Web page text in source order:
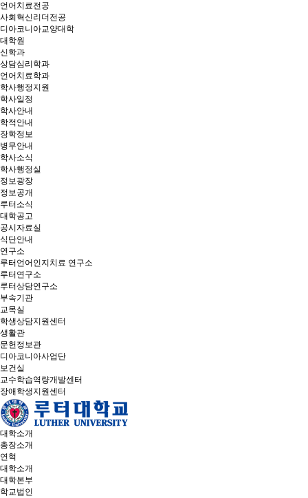
언어치료전공
사회혁신리더전공
디아코니아교양대학
대학원
신학과
상담심리학과
언어치료학과
학사행정지원
학사일정
학사안내
학적안내
장학정보
병무안내
학사소식
학사행정실
정보광장
정보공개
루터소식
대학공고
공시자료실
식단안내
연구소
루터언어인지치료 연구소
루터연구소
루터상담연구소
부속기관
교목실
학생상담지원센터
생활관
문헌정보관
디아코니아사업단
보건실
교수학습역량개발센터
장애학생지원센터
대학소개
총장소개
연혁
대학소개
대학본부
학교법인